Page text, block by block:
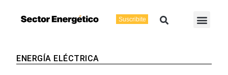
Suscribite Buscar
ENERGÍA ELÉCTRICA